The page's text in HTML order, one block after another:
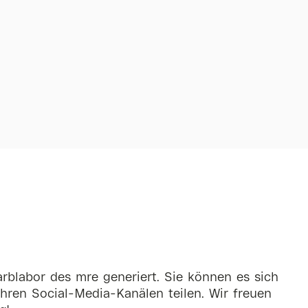
des mre generiert. Sie können es sich
Social-Media-Kanälen teilen. Wir freuen